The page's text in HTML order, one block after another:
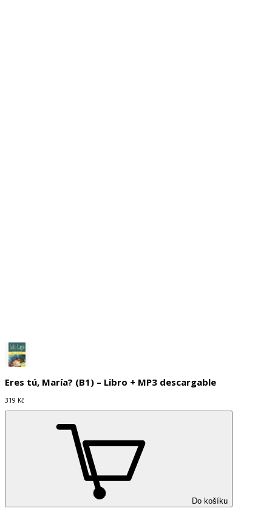
Eres tú, María? (B1) – Libro + MP3 descargable
319 Kč
Do košíku